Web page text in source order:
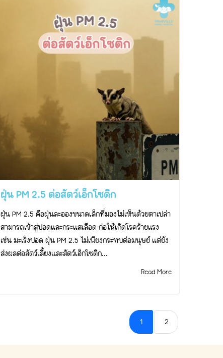
ฝุ่น PM 2.5 ต่อสัตว์เอ็กโซติก
ฝุ่น PM 2.5 คือฝุ่นละอองขนาดเล็กที่มองไม่เห็นด้วยตาเปล่า
สามารถเข้าสู่ปอดและกระแสเลือด ก่อให้เกิดโรคร้ายแรง
เช่น มะเร็งปอด ฝุ่น PM 2.5 ไม่เพียงกระทบต่อมนุษย์ แต่ยัง
ส่งผลต่อสัตว์เลี้ยงและสัตว์เอ็กโซติก...
Read More
1 2